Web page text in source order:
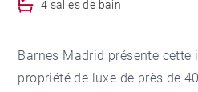
4 salles de bain
Barnes Madrid présente cette
propriété de luxe de près de